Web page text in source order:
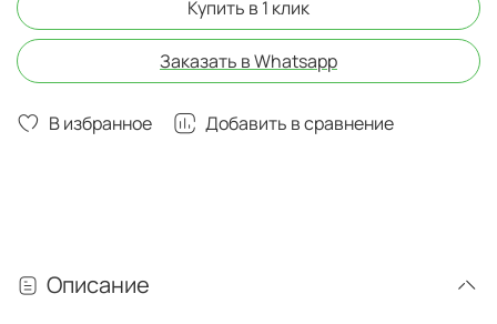
В избранное Добавить в сравнение
Купить в 1 клик
Заказать в Whatsapp
Описание